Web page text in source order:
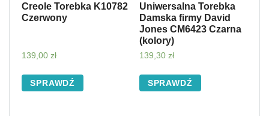
Creole Torebka K10782
Czerwony
139,00 zł
SPRAWDŹ
Uniwersalna Torebka
Damska firmy David
Jones CM6423 Czarna
(kolory)
139,30 zł
SPRAWDŹ